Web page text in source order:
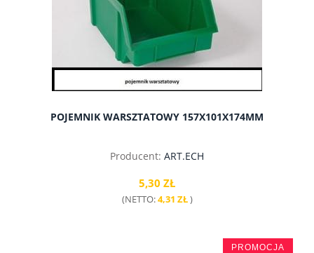
POJEMNIK WARSZTATOWY 157X101X174MM
Producent: ART.ECH
5,30 ZŁ
(NETTO:4,31 ZŁ)
PROMOCJA